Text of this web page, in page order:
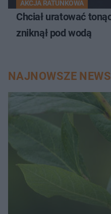
AKCJA RATUNKOWA
Chciał uratować
zniknął pod wodą
NAJNOWSZE